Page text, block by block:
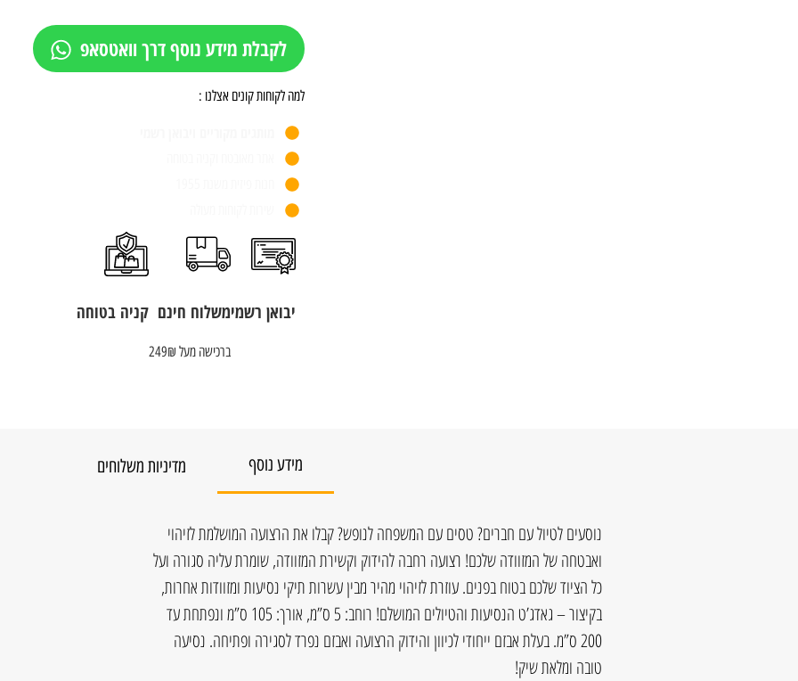
לקבלת מידע נוסף דרך וואטסאפ
למה לקוחות קונים אצלנו :
יבואן רשמימשלוח חינם
ברכישה מעל 249₪
קניה בטוחה
מידע נוסף מדיניות משלוחים
נוסעים לטיול עם חברים? טסים עם המשפחה לנופש? קבלו את הרצועה המושלמת לזיהוי
ואבטחה של המזוודה שלכם! רצועה רחבה להידוק וקשירת המזוודה, שומרת עליה סגורה ועל
כל הציוד שלכם בטוח בפנים. עוזרת לזיהוי מהיר מבין עשרות תיקי נסיעות ומזוודות אחרות,
בקיצור – גאדג’ט הנסיעות והטיולים המושלם! רוחב: 5 ס”מ, אורך: 105 ס”מ ונפתחת עד
200 ס”מ. בעלת אבזם ייחודי לכיוון והידוק הרצועה ואבזם נפרד לסגירה ופתיחה. נסיעה
טובה ומלאת שיק!